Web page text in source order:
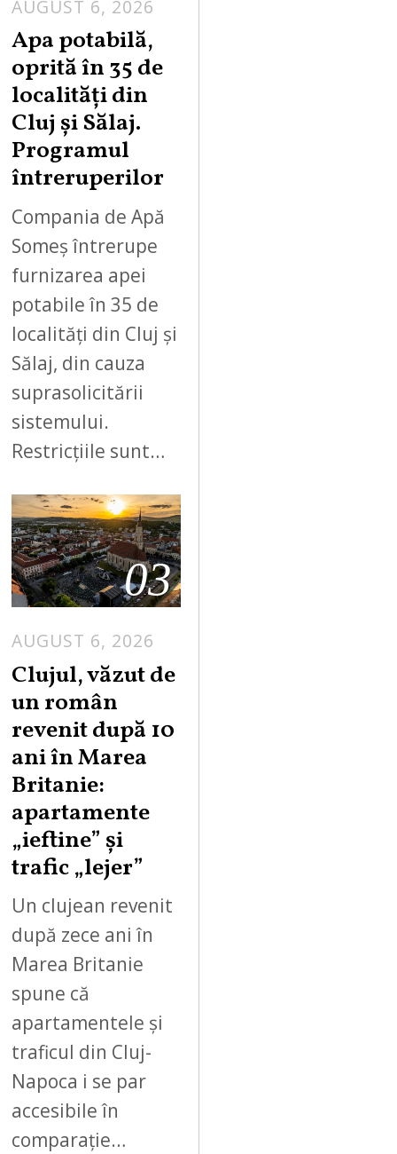
AUGUST 6, 2026
Apa potabilă,
oprită în 35 de
localități din
Cluj și Sălaj.
Programul
întreruperilor
Compania de Apă
Someș întrerupe
furnizarea apei
potabile în 35 de
localități din Cluj și
Sălaj, din cauza
suprasolicitării
sistemului.
Restricțiile sunt…
03
AUGUST 6, 2026
Clujul, văzut de
un român
revenit după 10
ani în Marea
Britanie:
apartamente
„ieftine” și
trafic „lejer”
Un clujean revenit
după zece ani în
Marea Britanie
spune că
apartamentele și
traficul din Cluj-
Napoca i se par
accesibile în
comparație…